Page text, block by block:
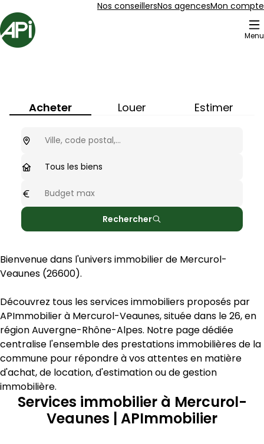
Nos conseillersNos agencesMon compte
Accueil
Menu
Acheter Louer Estimer
Tous les biens
Rechercher
Bienvenue dans l'univers immobilier de Mercurol-
Veaunes (26600).
APImmobilier à Mercurol-Veaunes, située dans le 26, en
région Auvergne-Rhône-Alpes. Notre page dédiée
centralise l'ensemble des prestations immobilières de la
d'achat, de location, d'estimation ou de gestion
immobilière.
Services immobilier à Mercurol-
Veaunes | APImmobilier